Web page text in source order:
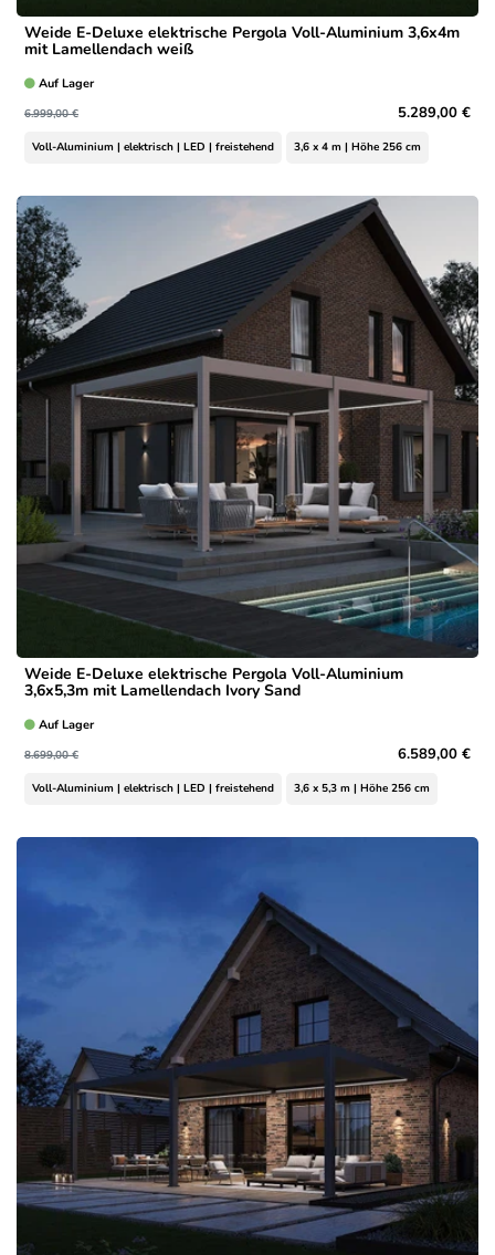
Weide E-Deluxe elektrische Pergola Voll-Aluminium 3,6x4m
mit Lamellendach weiß
Auf Lager
6.999,00 € 5.289,00 €
Voll-Aluminium | elektrisch | LED | freistehend 3,6 x 4 m | Höhe 256 cm
Weide E-Deluxe elektrische Pergola Voll-Aluminium
3,6x5,3m mit Lamellendach Ivory Sand
Auf Lager
8.699,00 € 6.589,00 €
Voll-Aluminium | elektrisch | LED | freistehend 3,6 x 5,3 m | Höhe 256 cm